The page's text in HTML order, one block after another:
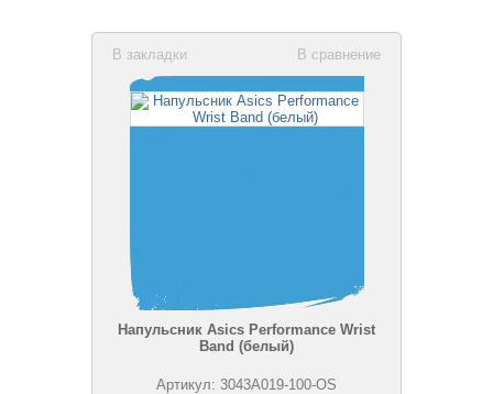
В сравнение
В закладки
Напульсник Asics Performance Wrist
Band (белый)
Артикул: 3043A019-100-OS